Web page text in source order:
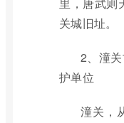
关城旧址。
2、潼
护单位
潼关，